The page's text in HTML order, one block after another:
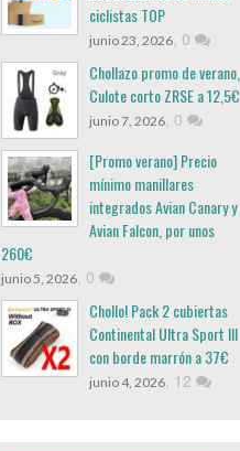
ciclistas TOP
junio 23, 2026, 0
Chollazo promo de verano,
Culote corto ZRSE a 12,5€
junio 7, 2026, 0
[Promo verano] Precio
mínimo manillares
integrados Avian Canary y
Avian Falcon, por unos
260€
junio 5, 2026, 0
Chollo! Pack 2 cubiertas
Continental Ultra Sport III
con borde marrón a 37€
junio 4, 2026, 12